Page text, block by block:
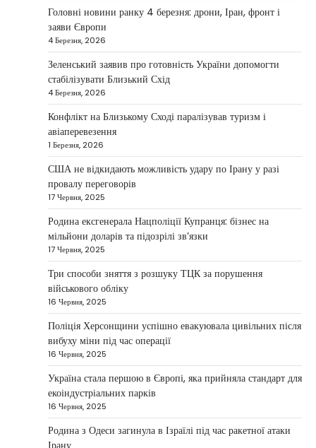
Kolomysheva Anastasiya
17 Червня,
2025
У США не виключають застосування сили проти
Ірану, якщо дипломатичні переговори не
принесуть бажаних результатів.…
Дубай зберігає статус глобального
хабу та приваблює український
бізнес
Taisiya Kovalchuk 5 Березня, 2026
Дубай протягом багатьох років утримує статус
одного з найбільш привабливих міжнародних
центрів для ведення бізнесу…
НОВИНИ
Головні новини ранку 4 березня:
дрони, Іран, фронт і заяви Європи
Taisiya Kovalchuk
Україна може долучитися до посилення систем
протидії іранським дронам на Близькому Сході,
новим верховним лідером…
НОВИНИ
Зеленський заявив про готовність
України допомогти стабілізувати
Близький Схід
Taisiya Kovalchuk 4 Березня, 2026
Головні новини ранку 4 березня: дрони, Іран, фронт і
заяви Європи
4 Березня, 2026
Зеленський заявив про готовність України допомогти
стабілізувати Близький Схід
4 Березня, 2026
Конфлікт на Близькому Сході паралізував туризм і
авіаперевезення
1 Березня, 2026
США не відкидають можливість удару по Ірану у разі
провалу переговорів
17 Червня, 2025
Родина ексгенерала Нацполіції Купранця: бізнес на
мільйони доларів та підозрілі зв’язки
17 Червня, 2025
Три способи зняття з розшуку ТЦК за порушення
військового обліку
16 Червня, 2025
Поліція Херсонщини успішно евакуювала цивільних після
вибуху міни під час операції
16 Червня, 2025
Україна стала першою в Європі, яка прийняла стандарт для
екоіндустріальних парків
16 Червня, 2025
Родина з Одеси загинула в Ізраїлі під час ракетної атаки
Ірану